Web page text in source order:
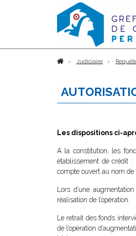
AccueilJudiciaire
Les dispositions ci-
A la constitution, les
établissement de crédit :
compte ouvert au nom de
Lors d’une
réalisation de l’opération.
Le retrait des fonds
de l’opération